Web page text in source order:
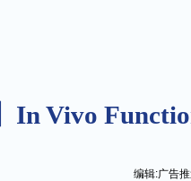
In Vivo
编辑:广告